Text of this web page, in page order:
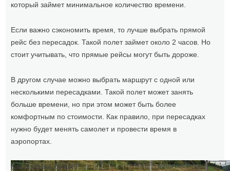
который займет минимальное количество времени.
Если важно сэкономить время, то лучше выбрать прямой
рейс без пересадок. Такой полет займет около 2 часов. Но
стоит учитывать, что прямые рейсы могут быть дороже.
В другом случае можно выбрать маршрут с одной или
несколькими пересадками. Такой полет может занять
больше времени, но при этом может быть более
комфортным по стоимости. Как правило, при пересадках
нужно будет менять самолет и провести время в
аэропортах.
Какая полка лучше?